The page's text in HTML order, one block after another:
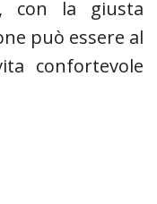
con la giusta
può essere al
confortevole